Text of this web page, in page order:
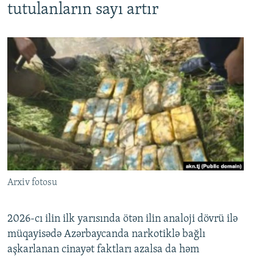
tutulanların sayı artır
Arxiv fotosu
2026-cı ilin ilk yarısında ötən ilin analoji dövrü ilə
müqayisədə Azərbaycanda narkotiklə bağlı
aşkarlanan cinayət faktları azalsa da həm